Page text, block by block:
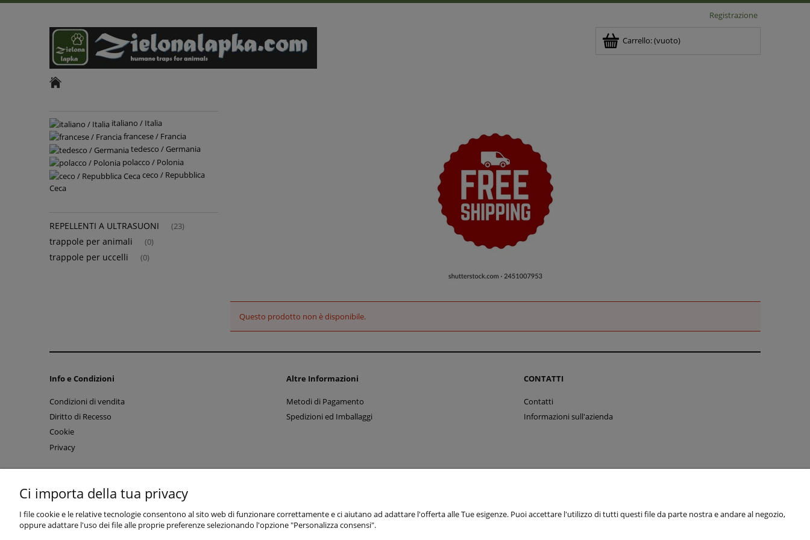
Registrazione
Carrello:(vuoto)
italiano / Italia
francese / Francia
tedesco / Germania
polacco / Polonia
ceco / Repubblica
Ceca
REPELLENTI A ULTRASUONI (23)
trappole per animali (0)
trappole per uccelli (0)
Questo prodotto non è disponibile.
Info e Condizioni
Condizioni di vendita
Diritto di Recesso
Cookie
Privacy
Altre Informazioni
Metodi di Pagamento
Spedizioni ed Imballaggi
CONTATTI
Contatti
Informazioni sull'azienda
Ci importa della tua privacy
I file cookie e le relative tecnologie consentono al sito web di funzionare correttamente e ci aiutano ad adattare l'offerta alle Tue esigenze. Puoi accettare l'utilizzo di tutti questi file da parte nostra e andare al negozio,
oppure adattare l'uso dei file alle proprie preferenze selezionando l'opzione "Personalizza consensi".